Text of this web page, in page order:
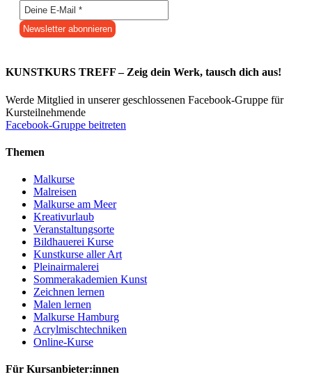
KUNSTKURS TREFF – Zeig dein Werk, tausch dich aus!
Werde Mitglied in unserer geschlossenen Facebook-Gruppe für
Kursteilnehmende
Facebook-Gruppe beitreten
Themen
Malkurse
Malreisen
Malkurse am Meer
Kreativurlaub
Veranstaltungsorte
Bildhauerei Kurse
Kunstkurse aller Art
Pleinairmalerei
Sommerakademien Kunst
Zeichnen lernen
Malen lernen
Malkurse Hamburg
Acrylmischtechniken
Online-Kurse
Für Kursanbieter:innen